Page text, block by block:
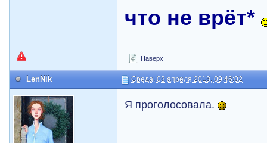
что не врёт*
Наверх
LenNik Среда, 03 апреля 2013, 09:46:02
Я проголосовала.